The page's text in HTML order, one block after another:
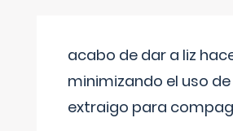
acabo de dar a liz
minimizando el uso
extraigo para